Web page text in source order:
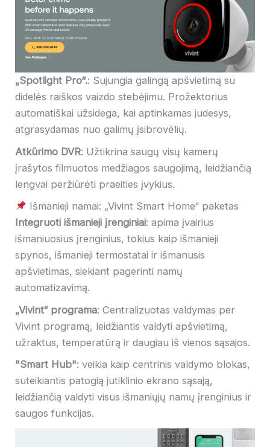
„Spotlight Pro“.: Sujungia galingą apšvietimą su
didelės raiškos vaizdo stebėjimu. Prožektorius
automatiškai užsidega, kai aptinkamas judesys,
atgrasydamas nuo galimų įsibrovėlių.
Atkūrimo DVR: Užtikrina saugų visų kamerų
įrašytos filmuotos medžiagos saugojimą, leidžiančią
lengvai peržiūrėti praeities įvykius.
Išmanieji namai: „Vivint Smart Home“ paketas
Integruoti išmanieji įrenginiai: apima įvairius
išmaniuosius įrenginius, tokius kaip išmanieji
spynos, išmanieji termostatai ir išmanusis
apšvietimas, siekiant pagerinti namų
automatizavimą.
„Vivint“ programa: Centralizuotas valdymas per
Vivint programą, leidžiantis valdyti apšvietimą,
užraktus, temperatūrą ir daugiau iš vienos sąsajos.
"Smart Hub": veikia kaip centrinis valdymo blokas,
suteikiantis patogią jutiklinio ekrano sąsają,
leidžiančią valdyti visus išmaniųjų namų įrenginius ir
saugos funkcijas.